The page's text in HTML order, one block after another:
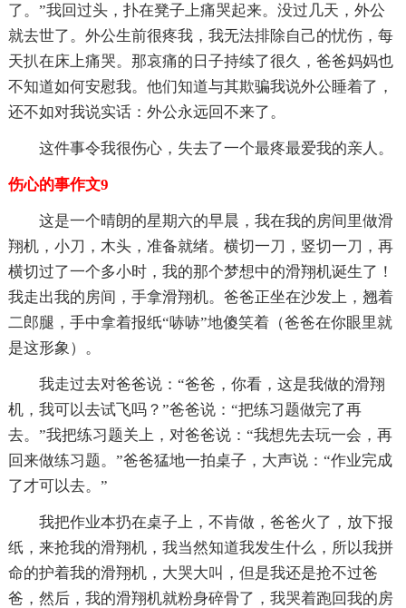
了。”我回过头，扑在凳子上痛哭起来。没过几天，外公
就去世了。外公生前很疼我，我无法排除自己的忧伤，每
天扒在床上痛哭。那哀痛的日子持续了很久，爸爸妈妈也
不知道如何安慰我。他们知道与其欺骗我说外公睡着了，
还不如对我说实话：外公永远回不来了。
这件事令我很伤心，失去了一个最疼最爱我的亲人。
伤心的事作文9
这是一个晴朗的星期六的早晨，我在我的房间里做滑
翔机，小刀，木头，准备就绪。横切一刀，竖切一刀，再
横切过了一个多小时，我的那个梦想中的滑翔机诞生了！
我走出我的房间，手拿滑翔机。爸爸正坐在沙发上，翘着
二郎腿，手中拿着报纸“哧哧”地傻笑着（爸爸在你眼里就
是这形象）。
我走过去对爸爸说：“爸爸，你看，这是我做的滑翔
机，我可以去试飞吗？”爸爸说：“把练习题做完了再
去。”我把练习题关上，对爸爸说：“我想先去玩一会，再
回来做练习题。”爸爸猛地一拍桌子，大声说：“作业完成
了才可以去。”
我把作业本扔在桌子上，不肯做，爸爸火了，放下报
纸，来抢我的滑翔机，我当然知道我发生什么，所以我拼
命的护着我的滑翔机，大哭大叫，但是我还是抢不过爸
爸，然后，我的滑翔机就粉身碎骨了，我哭着跑回我的房